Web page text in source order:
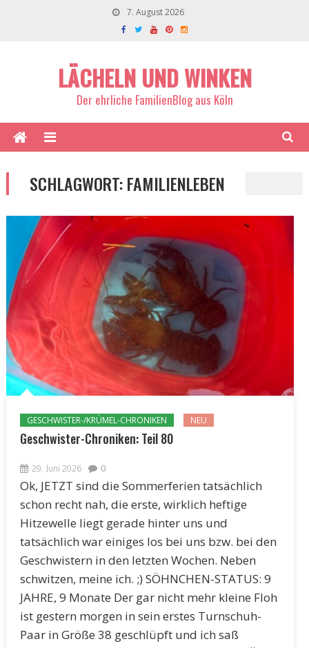
7. August 2026
LÄCHELN UND WINKEN
Der ehrliche FamilienBlog aus Köln
SCHLAGWORT:FAMILIENLEBEN
GESCHWISTER-/KRÜMEL-CHRONIKEN NEU
Geschwister-Chroniken: Teil 80
29. Juni 2026 0
Ok, JETZT sind die Sommerferien tatsächlich
schon recht nah, die erste, wirklich heftige
Hitzewelle liegt gerade hinter uns und
tatsächlich war einiges los bei uns bzw. bei den
Geschwistern in den letzten Wochen. Neben
schwitzen, meine ich. ;) SÖHNCHEN-STATUS: 9
JAHRE, 9 Monate Der gar nicht mehr kleine Floh
ist gestern morgen in sein erstes Turnschuh-
Paar in Größe 38 geschlüpft und ich saß